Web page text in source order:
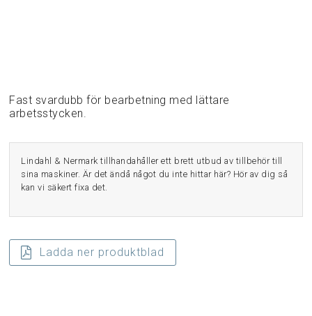
Fast svardubb för bearbetning med lättare
arbetsstycken.
Lindahl & Nermark tillhandahåller ett brett utbud av tillbehör till
sina maskiner. Är det ändå något du inte hittar här? Hör av dig så
kan vi säkert fixa det.
Ladda ner produktblad